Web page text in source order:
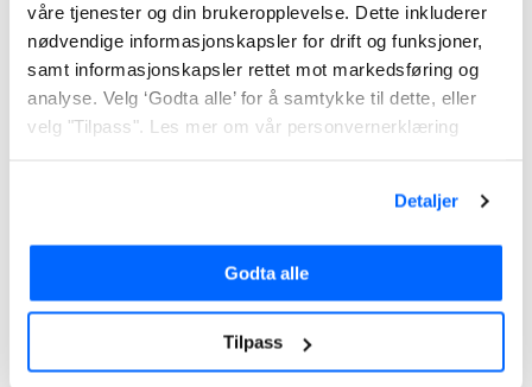
våre tjenester og din brukeropplevelse. Dette inkluderer
nødvendige informasjonskapsler for drift og funksjoner,
samt informasjonskapsler rettet mot markedsføring og
analyse. Velg ‘Godta alle’ for å samtykke til dette, eller
velg "Tilpass". Les mer om vår personvernerklæring
Detaljer
Godta alle
Tilpass
Å selge bolig selv